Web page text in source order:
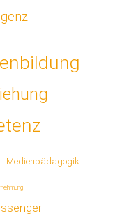
Medienpädagogik